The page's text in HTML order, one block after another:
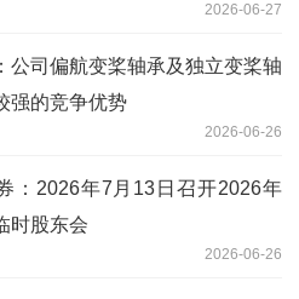
2026-06-27
公司偏航变桨轴承及独立变桨轴
强的竞争优势
2026-06-26
：2026年7月13日召开2026年
时股东会
2026-06-26